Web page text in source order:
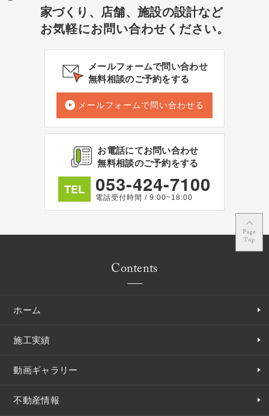
家づくり、店舗、施設の設計など
お気軽にお問い合わせください。
メールフォームで問い合わせ
無料相談のご予約をする
メールフォームで問い合わせる
お電話にてお問い合わせ
無料相談のご予約をする
TEL 053-424-7100
電話受付時間 / 9:00~18:00
Contents
ホーム
施工実績
動画ギャラリー
不動産情報